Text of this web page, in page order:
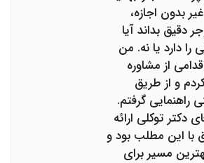
بدون اجازه،
دقیق بداند آیا
را دارد یا نه. من
از مشاوره
و از طریق
راهنمایی گرفتم.
دکتر توکلی ارائه
با این مطلب بود و
مسیر برای